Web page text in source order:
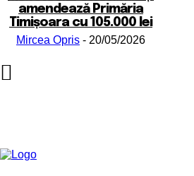
amendează Primăria
Timișoara cu 105.000 lei
Mircea Opris - 20/05/2026